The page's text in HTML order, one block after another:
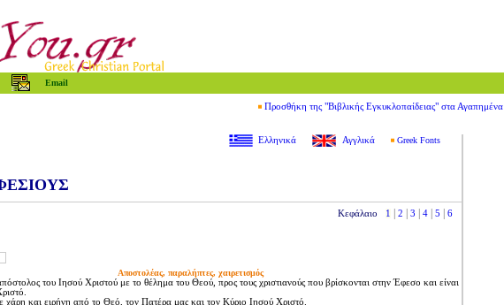
Email
Προσθήκη της "Βιβλικής Εγκυκλοπαίδειας" στα Αγαπημένα
Ελληνικά Αγγλικά Greek Fonts
Κεφάλαιο 1 2 3 4 5 6
Aποστολέας, παραλήπτες, χαιρετισμός
του Iησού Xριστού με το θέλημα του Θεού, προς τους χριστιανούς που βρίσκονται στην Έφεσο και είναι
χάρη και ειρήνη από το Θεό, τον Πατέρα μας και τον Kύριο Iησού Xριστό.